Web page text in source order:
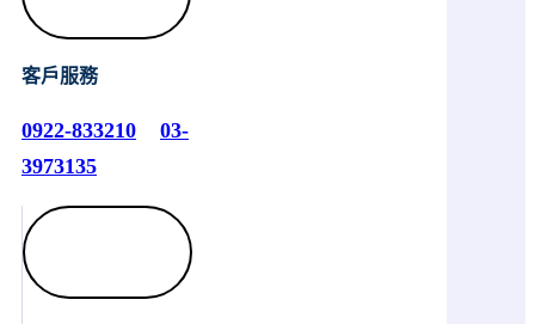
客戶服務
0922-833210
03-
3973135